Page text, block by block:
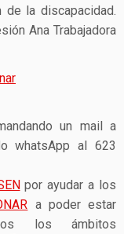
la discapacidad.
Ana Trabajadora
un mail a
whatsApp al 623
por ayudar a los
a poder estar
los ámbitos